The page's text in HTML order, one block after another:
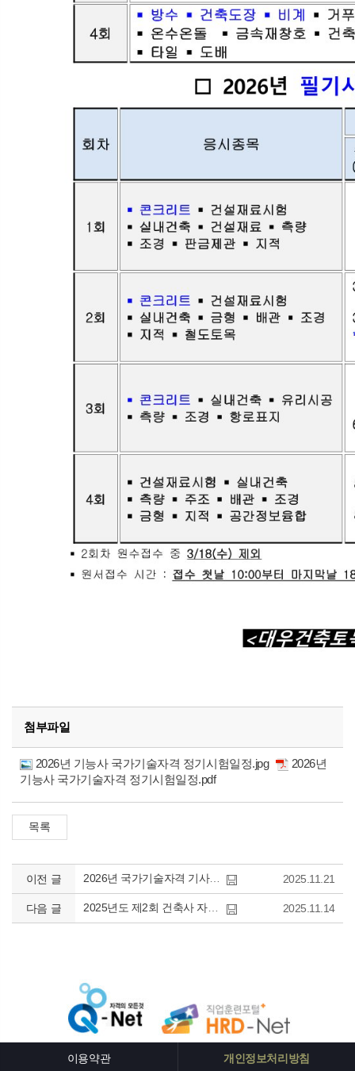
첨부파일
2026년 기능사 국가기술자격 정기시험일정.jpg
2026년
기능사 국가기술자격 정기시험일정.pdf
이전 글 2026년 국가기술자격 기사/산업기사 시험일정 2025.11.21
다음 글 2025년도 제2회 건축사 자격시험 합격예정자 발표 2025.11.14
이용약관 개인정보처리방침